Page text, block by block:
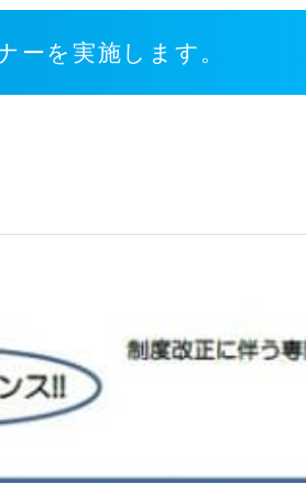
ーを実施します。